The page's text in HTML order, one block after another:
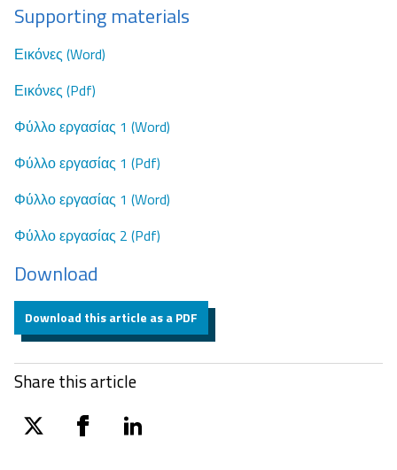
Supporting materials
Εικόνες (Word)
Εικόνες (Pdf)
Φύλλο εργασίας 1 (Word)
Φύλλο εργασίας 1 (Pdf)
Φύλλο εργασίας 1 (Word)
Φύλλο εργασίας 2 (Pdf)
Download
Download this article as a PDF
Share this article
twitter facebooklinkedin